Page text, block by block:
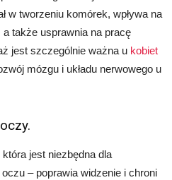
w tworzeniu komórek, wpływa na
a także usprawnia na pracę
jest szczególnie ważna u kobiet
mózgu i układu nerwowego u
jest niezbędna dla
– poprawia widzenie i chroni